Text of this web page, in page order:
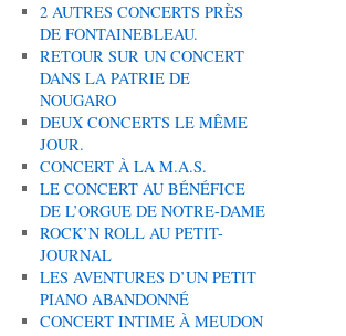
2 AUTRES CONCERTS PRÈS
DE FONTAINEBLEAU.
RETOUR SUR UN CONCERT
DANS LA PATRIE DE
NOUGARO
DEUX CONCERTS LE MÊME
JOUR.
CONCERT À LA M.A.S.
LE CONCERT AU BÉNÉFICE
DE L’ORGUE DE NOTRE-DAME
ROCK’N ROLL AU PETIT-
JOURNAL
LES AVENTURES D’UN PETIT
PIANO ABANDONNÉ
CONCERT INTIME À MEUDON